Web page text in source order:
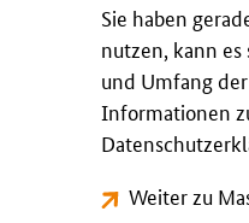
Sie haben
nutzen, kann
und Umfang
Informationen
Weiter zu